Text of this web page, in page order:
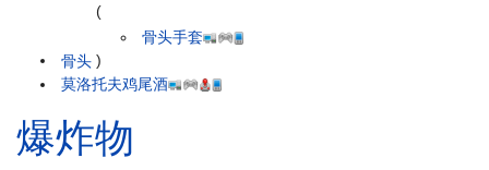
骨头
(
骨头手套
)
莫洛托夫鸡尾酒
爆炸物